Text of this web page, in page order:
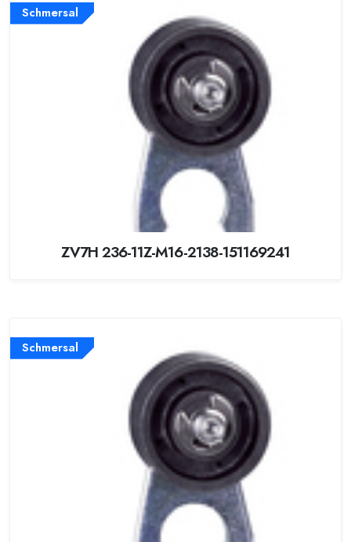
Schmersal
ZV7H 236-11Z-M16-2138-151169241
Schmersal